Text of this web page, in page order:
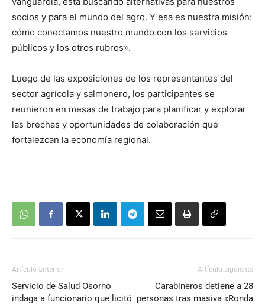
socios y para el mundo del agro. Y esa es nuestra misión:
cómo conectamos nuestro mundo con los servicios
públicos y los otros rubros».
Luego de las exposiciones de los representantes del
sector agrícola y salmonero, los participantes se
reunieron en mesas de trabajo para planificar y explorar
las brechas y oportunidades de colaboración que
fortalezcan la economía regional.
Artículo anterior
Servicio de Salud Osorno
indaga a funcionario que licitó
Artículo siguiente
Carabineros detiene a 28
personas tras masiva «Ronda